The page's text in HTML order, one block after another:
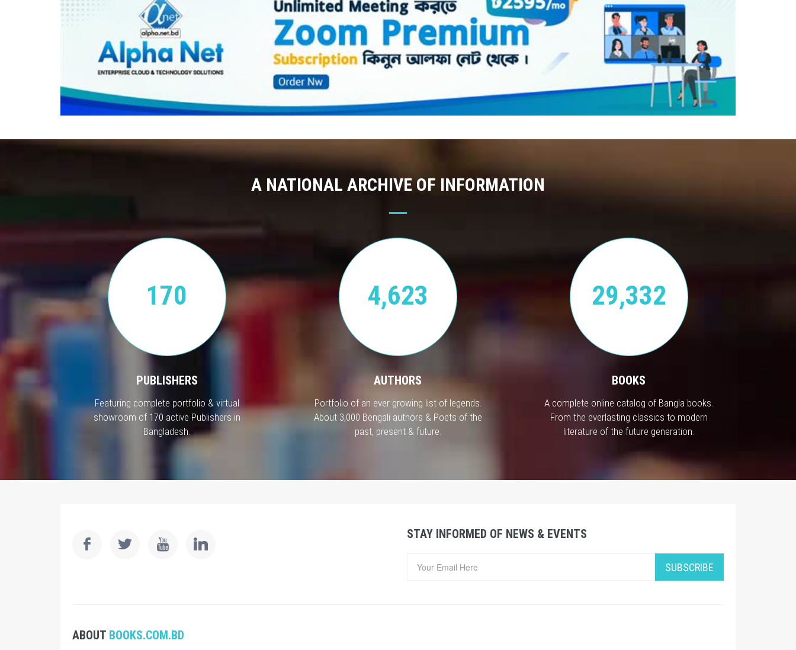
A NATIONAL ARCHIVE OF INFORMATION
170
PUBLISHERS
Featuring complete portfolio & virtual
showroom of 170 active Publishers in
Bangladesh.
4,623
AUTHORS
Portfolio of an ever growing list of legends.
About 3,000 Bengali authors & Poets of the
past, present & future.
29,332
BOOKS
A complete online catalog of Bangla books.
From the everlasting classics to modern
literature of the future generation.
STAY INFORMED OF NEWS & EVENTS
SUBSCRIBE
ABOUT BOOKS.COM.BD